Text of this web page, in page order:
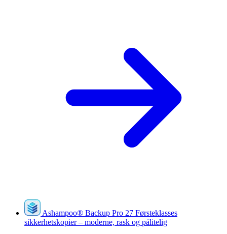
Ashampoo® Backup Pro 27 Førsteklasses
sikkerhetskopier – moderne, rask og pålitelig